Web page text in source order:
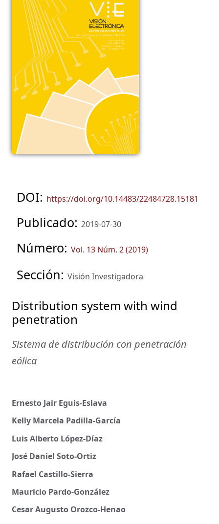
DOI: https://doi.org/10.14483/22484728.15181
Publicado: 2019-07-30
Número: Vol. 13 Núm. 2 (2019)
Sección: Visión Investigadora
Distribution system with wind
penetration
Sistema de distribución con penetración
eólica
Ernesto Jair Eguis-Eslava
Kelly Marcela Padilla-García
Luis Alberto López-Díaz
José Daniel Soto-Ortiz
Rafael Castillo-Sierra
Mauricio Pardo-González
Cesar Augusto Orozco-Henao